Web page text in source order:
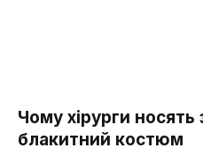
Чому хірурги носять
блакитний костюм